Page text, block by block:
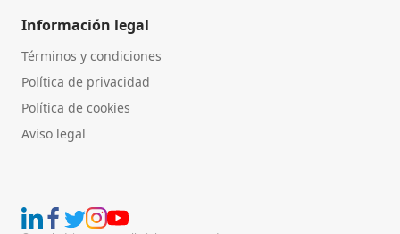
Información legal
Términos y condiciones
Política de privacidad
Política de cookies
Aviso legal